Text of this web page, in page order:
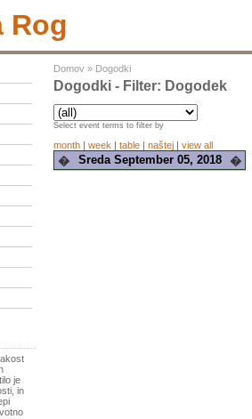
Rog
je
in
Domov » Dogodki
Dogodki - Filter: Dogodek
Select event terms to filter by
month | week | table | naštej | view all
� Sreda September 05, 2018 �